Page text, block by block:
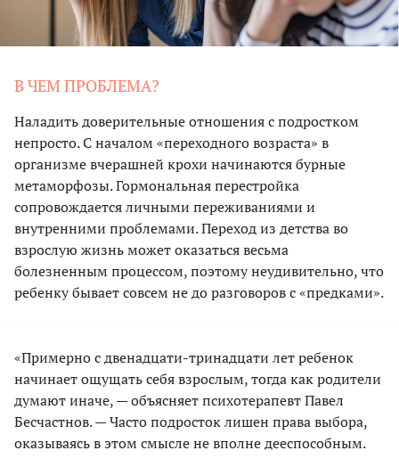
В ЧЕМ ПРОБЛЕМА?
Наладить доверительные отношения с подростком
непросто. С началом «переходного возраста» в
организме вчерашней крохи начинаются бурные
метаморфозы. Гормональная перестройка
сопровождается личными переживаниями и
внутренними проблемами. Переход из детства во
взрослую жизнь может оказаться весьма
болезненным процессом, поэтому неудивительно, что
ребенку бывает совсем не до разговоров с «предками».
«Примерно с двенадцати-тринадцати лет ребенок
начинает ощущать себя взрослым, тогда как родители
думают иначе, — объясняет психотерапевт Павел
Бесчастнов. — Часто подросток лишен права выбора,
оказываясь в этом смысле не вполне дееспособным.